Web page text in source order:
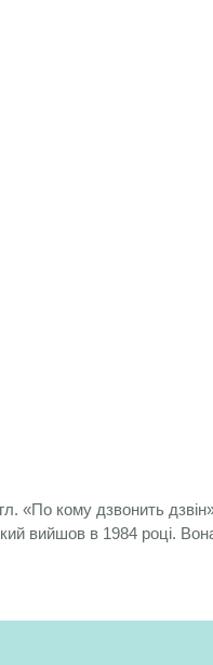
«По кому дзвонить
вийшов в 1984 році.